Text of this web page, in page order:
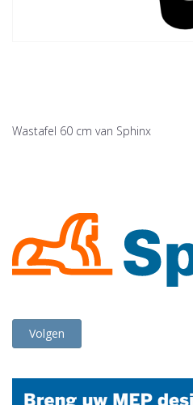
Wastafel 60 cm van Sphinx
Volgen